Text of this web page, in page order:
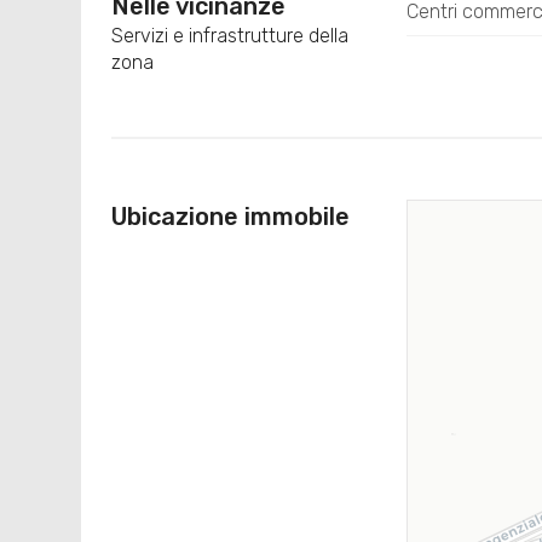
Nelle vicinanze
Servizi e infrastrutture della
zona
Centri
Ubicazione immobile